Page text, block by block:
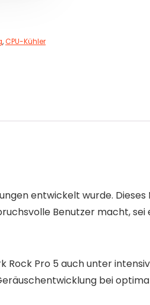
,CPU-Kühler
entwickelt wurde.
Benutzer macht, sei
Pro 5 auch unter
bei